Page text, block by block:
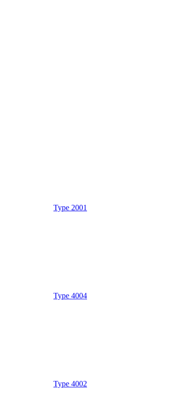
Type 2001
Type 4004
Type 4002